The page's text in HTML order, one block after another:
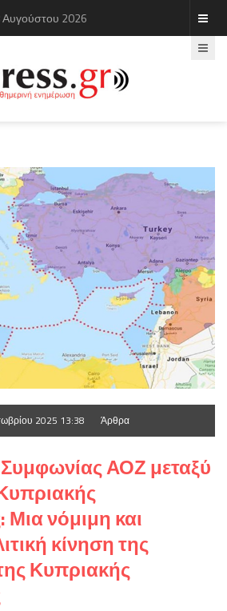
Αυγούστου 2026
2025 13:38 Άρθρα
ΑΟΖ μεταξύ
νόμιμη και
κίνηση της
Κυπριακής